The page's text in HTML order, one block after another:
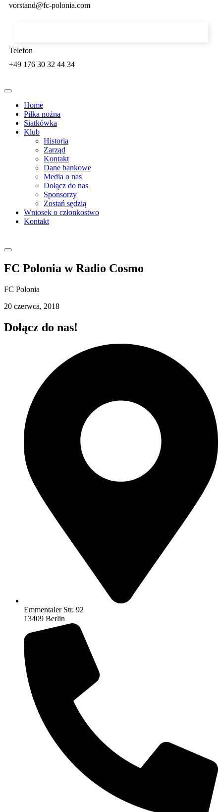
vorstand@fc-polonia.com
Telefon
+49 176 30 32 44 34
Home
Piłka nożna
Siatkówka
Klub
Historia
Zarząd
Kontakt
Dane bankowe
Media o nas
Dołącz do nas
Sponsorzy
Zostań sędzią
Wniosek o członkostwo
Kontakt
FC Polonia w Radio Cosmo
FC Polonia
20 czerwca, 2018
Dołącz do nas!
Emmentaler Str. 92
13409 Berlin